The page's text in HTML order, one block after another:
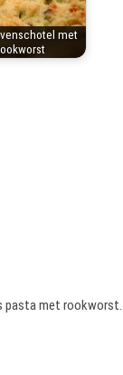
met
pasta met